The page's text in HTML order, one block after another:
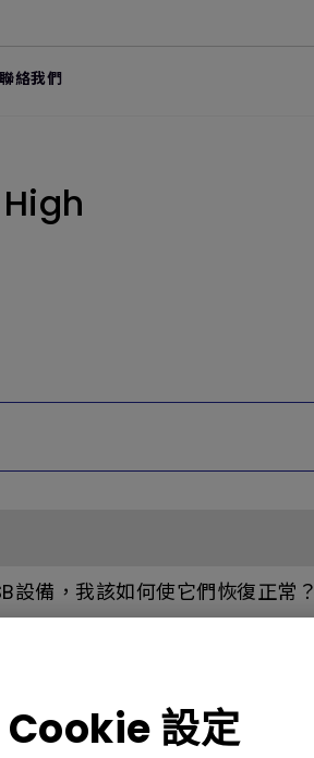
Cookie 設定
聯絡我們
設備，我該如何使它們恢復正常？